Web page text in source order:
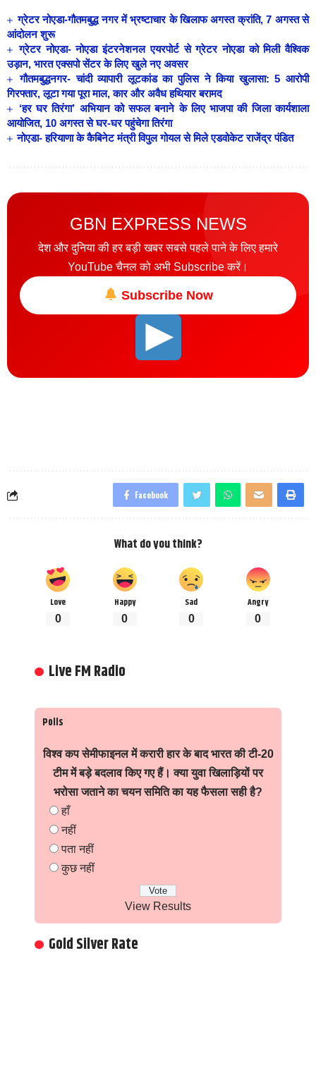
ग्रेटर नोएडा-गौतमबुद्ध नगर में भ्रष्टाचार के खिलाफ अगस्त क्रांति, 7 अगस्त से
आंदोलन शुरू
ग्रेटर नोएडा- नोएडा इंटरनेशनल एयरपोर्ट से ग्रेटर नोएडा को मिली वैश्विक
उड़ान, भारत एक्सपो सेंटर के लिए खुले नए अवसर
गौतमबुद्धनगर- चांदी व्यापारी लूटकांड का पुलिस ने किया खुलासा: 5 आरोपी
गिरफ्तार, लूटा गया पूरा माल, कार और अवैध हथियार बरामद
‘हर घर तिरंगा’ अभियान को सफल बनाने के लिए भाजपा की जिला कार्यशाला
आयोजित, 10 अगस्त से घर-घर पहुंचेगा तिरंगा
नोएडा- हरियाणा के कैबिनेट मंत्री विपुल गोयल से मिले एडवोकेट राजेंद्र पंडित
GBN EXPRESS NEWS
देश और दुनिया की हर बड़ी खबर सबसे पहले पाने के लिए हमारे
YouTube चैनल को अभी Subscribe करें।
Subscribe Now
Facebook
What do you think?
Love
0
Happy
0
Sad
0
Angry
0
Live FM Radio
Polls
विश्व कप सेमीफाइनल में करारी हार के बाद भारत की टी-20
टीम में बड़े बदलाव किए गए हैं। क्या युवा खिलाड़ियों पर
भरोसा जताने का चयन समिति का यह फैसला सही है?
हाँ
नहीं
पता नहीं
कुछ नहीं
View Results
Gold Silver Rate